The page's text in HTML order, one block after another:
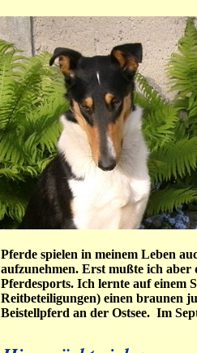
Pferde spielen in meinem Leben
aufzunehmen. Erst mußte ich aber
Pferdesports. Ich lernte auf einem
Reitbeteiligungen) einen braunen
Beistellpferd an der Ostsee. Im